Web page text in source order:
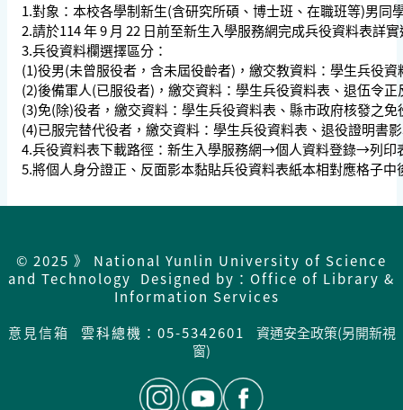
1.對象：本校各學制新生(含研究所碩、博士班、在職班等)男同
2.請於114 年 9 月 22 日前至新生入學服務網完成兵役資料表詳
3.兵役資料欄選擇區分：
(1)役男(未曾服役者，含未屆役齡者)，繳交教資料：學生兵役資
(2)後備軍人(已服役者)，繳交資料：學生兵役資料表、退伍令
(3)免(除)役者，繳交資料：學生兵役資料表、縣市政府核發之
(4)已服完替代役者，繳交資料：學生兵役資料表、退役證明書
4.兵役資料表下載路徑：新生入學服務網→個人資料登錄→列
5.將個人身分證正、反面影本黏貼兵役資料表紙本相對應格子
© 2025 》 National Yunlin University of Science
and Technology Designed by：Office of Library &
Information Services
意見信箱
雲科總機：05-5342601
資通安全政策(另開新視
窗)